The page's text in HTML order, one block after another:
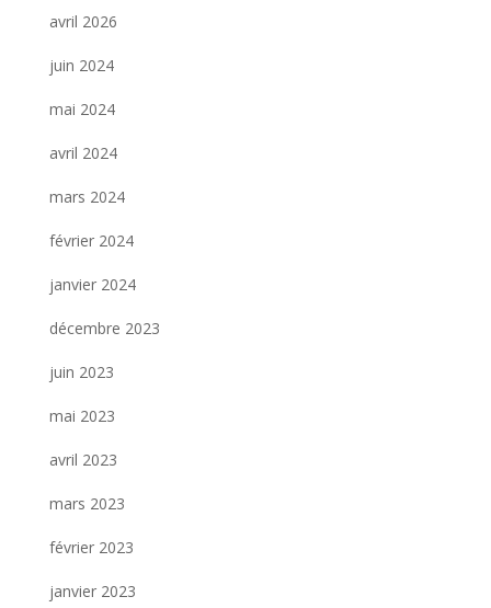
avril 2026
juin 2024
mai 2024
avril 2024
mars 2024
février 2024
janvier 2024
décembre 2023
juin 2023
mai 2023
avril 2023
mars 2023
février 2023
janvier 2023